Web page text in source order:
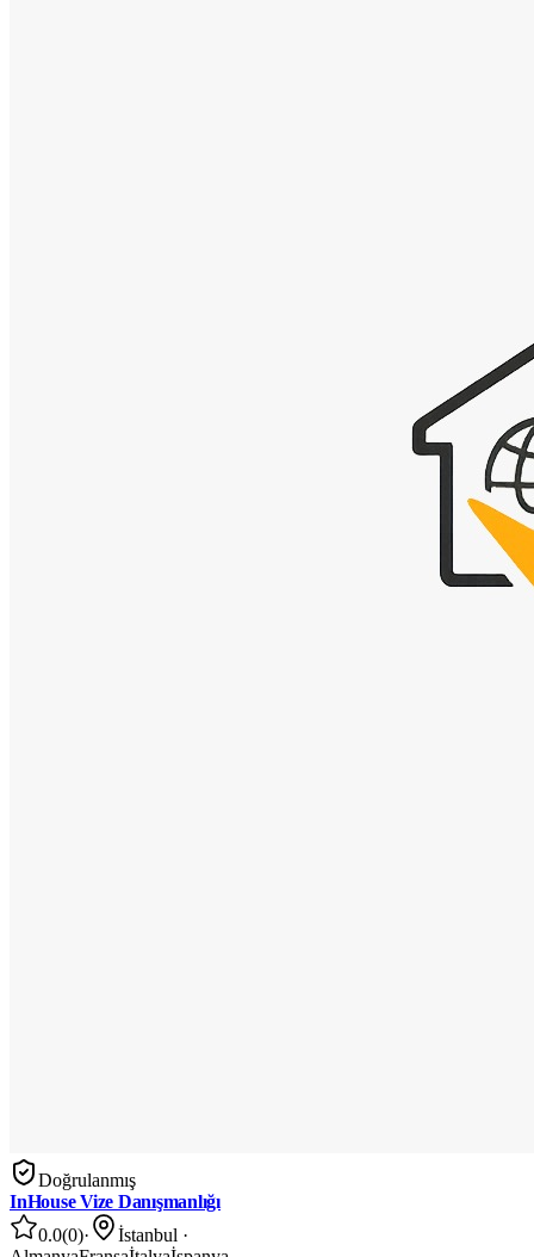
Doğrulanmış
InHouse Vize Danışmanlığı
0.0(0)· İstanbul ·